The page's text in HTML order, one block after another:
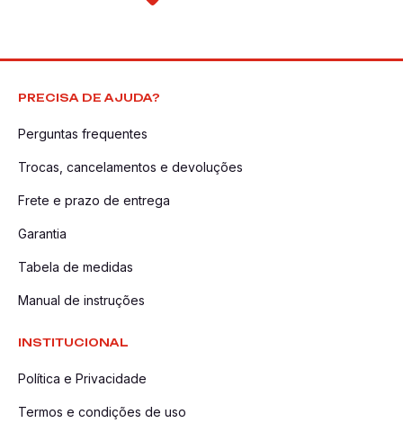
PRECISA DE AJUDA?
Perguntas frequentes
Trocas, cancelamentos e devoluções
Frete e prazo de entrega
Garantia
Tabela de medidas
Manual de instruções
INSTITUCIONAL
Política e Privacidade
Termos e condições de uso